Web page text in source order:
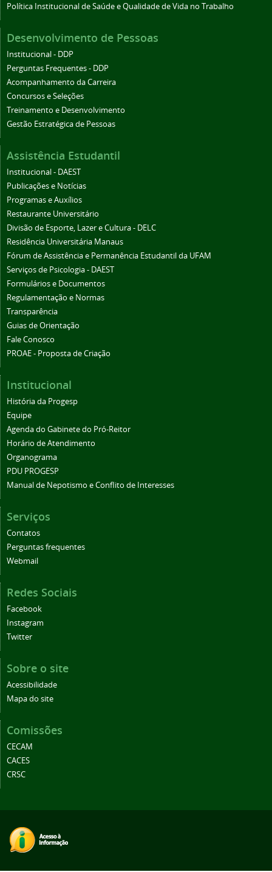
Política Institucional de Saúde e Qualidade de Vida no Trabalho
Desenvolvimento de Pessoas
Institucional - DDP
Perguntas Frequentes - DDP
Acompanhamento da Carreira
Concursos e Seleções
Treinamento e Desenvolvimento
Gestão Estratégica de Pessoas
Assistência Estudantil
Institucional - DAEST
Publicações e Notícias
Programas e Auxílios
Restaurante Universitário
Divisão de Esporte, Lazer e Cultura - DELC
Residência Universitária Manaus
Fórum de Assistência e Permanência Estudantil da UFAM
Serviços de Psicologia - DAEST
Formulários e Documentos
Regulamentação e Normas
Transparência
Guias de Orientação
Fale Conosco
PROAE - Proposta de Criação
Institucional
História da Progesp
Equipe
Agenda do Gabinete do Pró-Reitor
Horário de Atendimento
Organograma
PDU PROGESP
Manual de Nepotismo e Conflito de Interesses
Serviços
Contatos
Perguntas frequentes
Webmail
Redes Sociais
Facebook
Instagram
Twitter
Sobre o site
Acessibilidade
Mapa do site
Comissões
CECAM
CACES
CRSC